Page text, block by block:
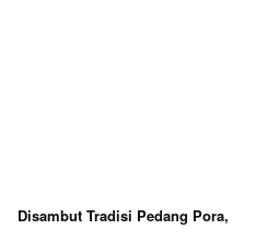
Disambut Tradisi Pedang Pora,